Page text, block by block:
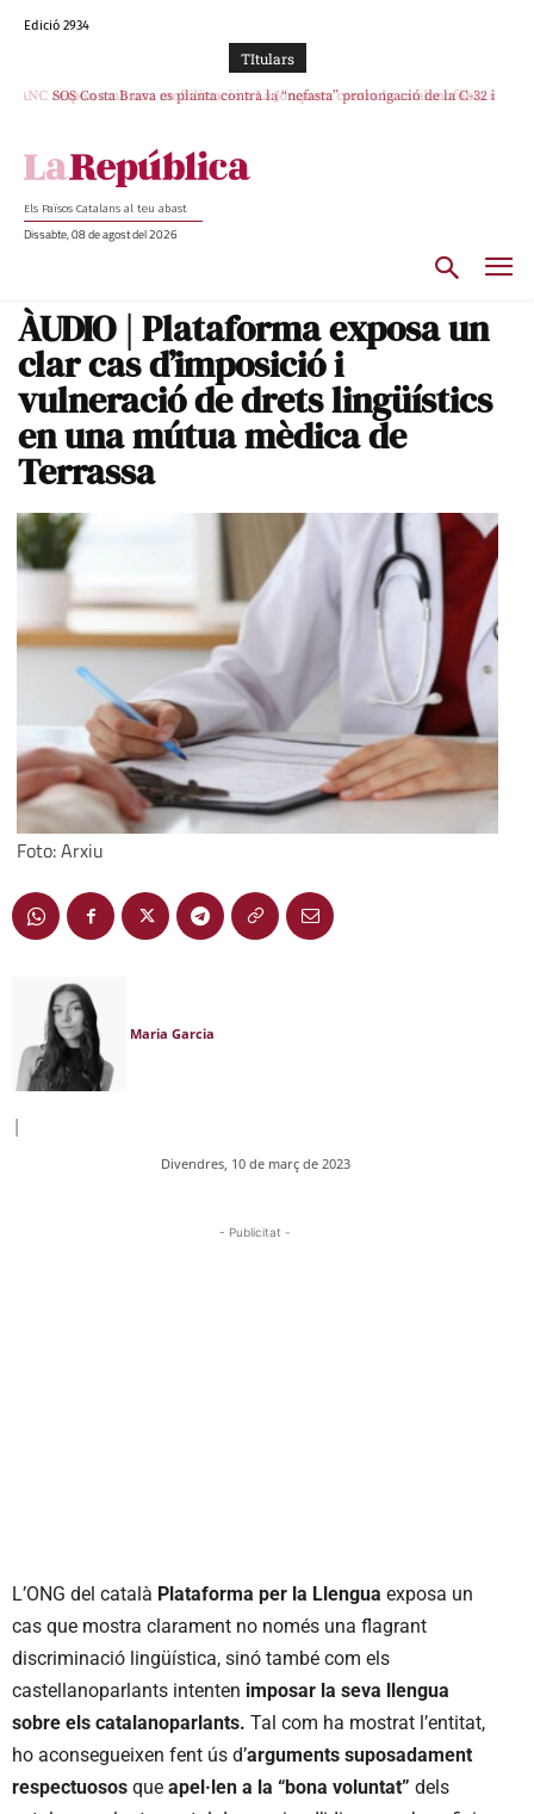
Edició 2934
TItulars
SOS Costa Brava es planta contra la “nefasta” prolongació de la C-32 i
Els Països Catalans al teu abast
Dissabte, 08 de agost del 2026
ÀUDIO | Plataforma exposa un
clar cas d’imposició i
vulneració de drets lingüístics
en una mútua mèdica de
Terrassa
Foto: Arxiu
Maria Garcia
|
Divendres, 10 de març de 2023
- Publicitat -
L’ONG del català Plataforma per la Llengua exposa un
cas que mostra clarament no només una flagrant
discriminació lingüística, sinó també com els
castellanoparlants intenten imposar la seva llengua
sobre els catalanoparlants. Tal com ha mostrat l’entitat,
ho aconsegueixen fent ús d’arguments suposadament
respectuosos que apel·len a la “bona voluntat” dels